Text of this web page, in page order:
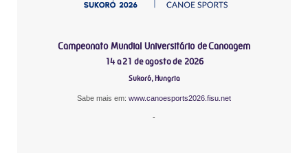
Campeonato Mundial Universitário de Canoagem
14 a 21 de agosto de 2026
Sukoró, Hungria
Sabe mais em: www.canoesports2026.fisu.net
-